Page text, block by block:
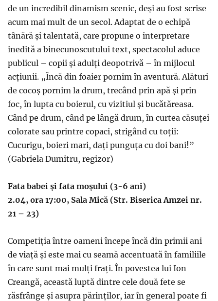
de un incredibil dinamism scenic, deşi au fost scrise
acum mai mult de un secol. Adaptat de o echipă
tânără și talentată, care propune o interpretare
inedită a binecunoscutului text, spectacolul aduce
publicul – copii și adulți deopotrivă – în mijlocul
acțiunii. „Încă din foaier pornim în aventură. Alături
de cocoș pornim la drum, trecând prin apă și prin
foc, în lupta cu boierul, cu vizitiul și bucătăreasa.
Când pe drum, când pe lângă drum, în curtea căsuței
colorate sau printre copaci, strigând cu toții:
Cucurigu, boieri mari, dați punguța cu doi bani!”
(Gabriela Dumitru, regizor)
Fata babei și fata moșului (3-6 ani)
2.04, ora 17:00, Sala Mică (Str. Biserica Amzei nr.
21 – 23)
Competiția între oameni începe încă din primii ani
de viață și este mai cu seamă accentuată în familiile
în care sunt mai mulți frați. În povestea lui Ion
Creangă, această luptă dintre cele două fete se
răsfrânge și asupra părinților, iar în general poate fi